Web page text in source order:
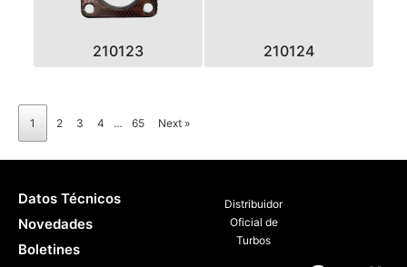
210123 210124
1 2 3 4 … 65 Next »
Distribuidor
Oficial de
Turbos
Datos Técnicos
Novedades
Boletines